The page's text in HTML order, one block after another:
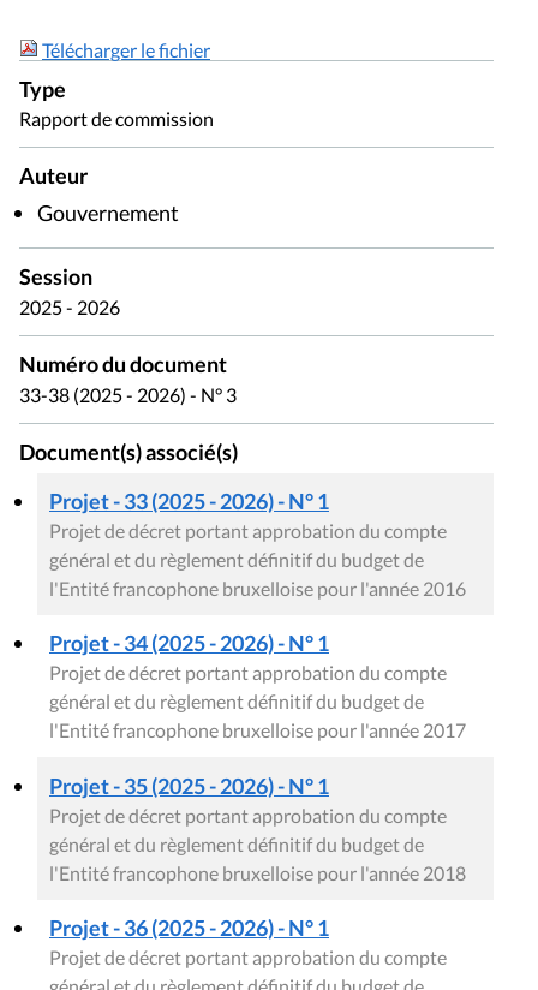
Télécharger le fichier
Type
Rapport de commission
Auteur
Gouvernement
Session
2025 - 2026
Numéro du document
33-38 (2025 - 2026) - N° 3
Document(s) associé(s)
Projet - 33 (2025 - 2026) - N° 1
Projet de décret portant approbation du compte
général et du règlement définitif du budget de
l'Entité francophone bruxelloise pour l'année 2016
Projet - 34 (2025 - 2026) - N° 1
Projet de décret portant approbation du compte
général et du règlement définitif du budget de
l'Entité francophone bruxelloise pour l'année 2017
Projet - 35 (2025 - 2026) - N° 1
Projet de décret portant approbation du compte
général et du règlement définitif du budget de
l'Entité francophone bruxelloise pour l'année 2018
Projet - 36 (2025 - 2026) - N° 1
Projet de décret portant approbation du compte
général et du règlement définitif du budget de